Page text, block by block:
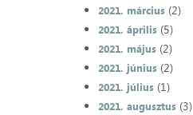
2021. március(2)
2021. április(5)
2021. május(2)
2021. június(2)
2021. július(1)
2021. augusztus(3)